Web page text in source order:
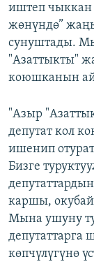
иштеп чыккан
жөнүндө”
сунуштады.
"Азаттыкты"
коюшканын
"Азыр
депутат кол
ишенип
Бизге
каршы, окубай
Мына ушуну
депутаттарга
көпчүлүгүнө